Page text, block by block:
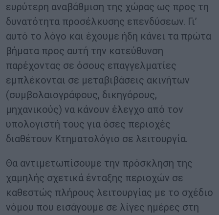
ευρύτερη αναβάθμιση της χώρας ως προς τη
δυνατότητα προσέλκυσης επενδύσεων. Γι’
αυτό το λόγο και έχουμε ήδη κάνει τα πρώτα
βήματα προς αυτή την κατεύθυνση
παρέχοντας σε όσους επαγγελματίες
εμπλέκονται σε μεταβιβάσεις ακινήτων
(συμβολαιογράφους, δικηγόρους,
μηχανικούς) να κάνουν έλεγχο από τον
υπολογιστή τους για όσες περιοχές
διαθέτουν Κτηματολόγιο σε λειτουργία.
Θα αντιμετωπίσουμε την πρόσκληση της
χαμηλής σχετικά ένταξης περιοχών σε
καθεστώς πλήρους λειτουργίας με το σχέδιο
νόμου που εισάγουμε σε λίγες ημέρες στη